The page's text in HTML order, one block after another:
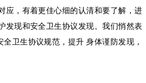
应，有着更佳心细的认清和要了解，进
发现和安全卫生协议发现。我们悄然表
卫生协议规范，提升 身体谨防发现，